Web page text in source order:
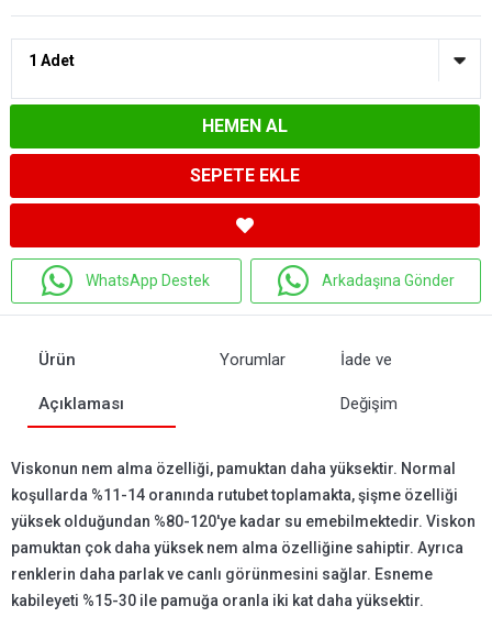
HEMEN AL
SEPETE EKLE
WhatsApp Destek Arkadaşına Gönder
Ürün
Açıklaması
Yorumlar İade ve
Değişim
Viskonun nem alma özelliği, pamuktan daha yüksektir. Normal
koşullarda %11-14 oranında rutubet toplamakta, şişme özelliği
yüksek olduğundan %80-120'ye kadar su emebilmektedir. Viskon
pamuktan çok daha yüksek nem alma özelliğine sahiptir. Ayrıca
renklerin daha parlak ve canlı görünmesini sağlar. Esneme
kabileyeti %15-30 ile pamuğa oranla iki kat daha yüksektir.